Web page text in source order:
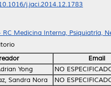
j.jaci.2014.12.1783
RC Medicina Interna, Psiquiatría,
Email
Yong
NO
Sandra Nora
NO